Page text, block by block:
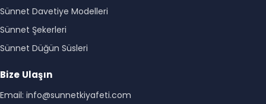
Sünnet Davetiye Modelleri
Sünnet Şekerleri
Sünnet Düğün Süsleri
Bize Ulaşın
Email: info@sunnetkiyafeti.com